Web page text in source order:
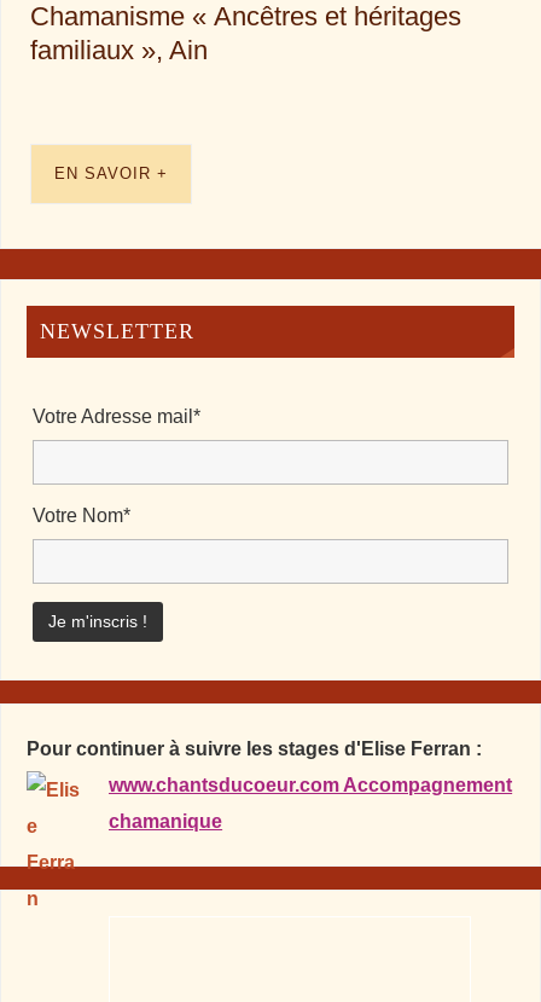
Chamanisme « Ancêtres et héritages
familiaux », Ain
EN SAVOIR +
NEWSLETTER
Votre Adresse mail*
Votre Nom*
Pour continuer à suivre les stages d'Elise Ferran :
www.chantsducoeur.com Accompagnement
chamanique